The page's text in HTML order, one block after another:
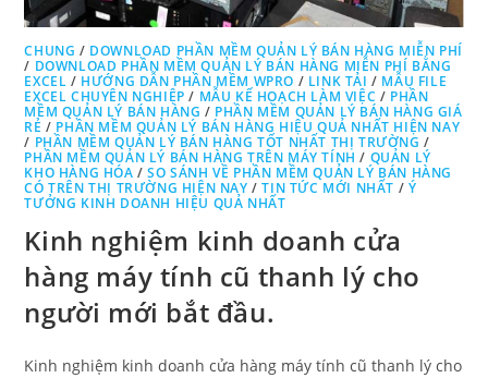
CHUNG / DOWNLOAD PHẦN MỀM QUẢN LÝ BÁN HÀNG MIỄN PHÍ
/ DOWNLOAD PHẦN MỀM QUẢN LÝ BÁN HÀNG MIỄN PHÍ BẰNG
EXCEL / HƯỚNG DẪN PHẦN MỀM WPRO / LINK TẢI / MẪU FILE
EXCEL CHUYÊN NGHIỆP / MẪU KẾ HOẠCH LÀM VIỆC / PHẦN
MỀM QUẢN LÝ BÁN HÀNG / PHẦN MỀM QUẢN LÝ BÁN HÀNG GIÁ
RẺ / PHẦN MỀM QUẢN LÝ BÁN HÀNG HIỆU QUẢ NHẤT HIỆN NAY
/ PHẦN MỀM QUẢN LÝ BÁN HÀNG TỐT NHẤT THỊ TRƯỜNG /
PHẦN MỀM QUẢN LÝ BÁN HÀNG TRÊN MÁY TÍNH / QUẢN LÝ
KHO HÀNG HÓA /SO SÁNH VỀ PHẦN MỀM QUẢN LÝ BÁN HÀNG
CÓ TRÊN THỊ TRƯỜNG HIỆN NAY /TIN TỨC MỚI NHẤT / Ý
TƯỞNG KINH DOANH HIỆU QUẢ NHẤT
Kinh nghiệm kinh doanh cửa
hàng máy tính cũ thanh lý cho
người mới bắt đầu.
Kinh nghiệm kinh doanh cửa hàng máy tính cũ thanh lý cho